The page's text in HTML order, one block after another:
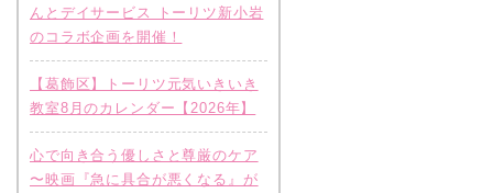
んとデイサービス トーリツ新小岩
のコラボ企画を開催！
【葛飾区】トーリツ元気いきいき
教室8月のカレンダー【2026年】
心で向き合う優しさと尊厳のケア
〜映画『急に具合が悪くなる』が